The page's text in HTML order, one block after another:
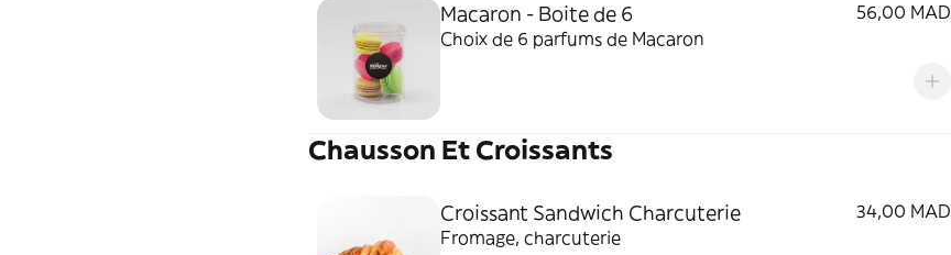
Macaron - Boite de 6
56,00 MAD
Choix de 6 parfums de Macaron
Chausson Et Croissants
Croissant Sandwich Charcuterie
34,00 MAD
Fromage, charcuterie